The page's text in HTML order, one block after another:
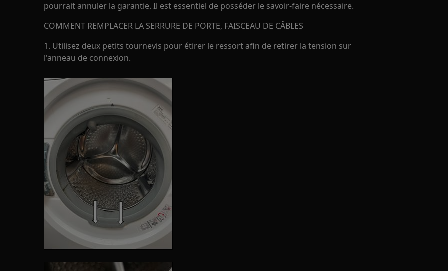
pourrait annuler la garantie. Il est essentiel de posséder le savoir-faire nécessaire.
COMMENT REMPLACER LA SERRURE DE PORTE, FAISCEAU DE CÂBLES
1. Utilisez deux petits tournevis pour étirer le ressort afin de retirer la tension sur
l'anneau de connexion.